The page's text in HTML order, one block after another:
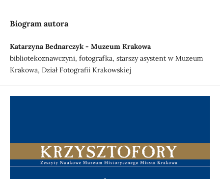
Biogram autora
Katarzyna Bednarczyk - Muzeum Krakowa
bibliotekoznawczyni, fotografka, starszy asystent w Muzeum
Krakowa, Dział Fotografii Krakowskiej